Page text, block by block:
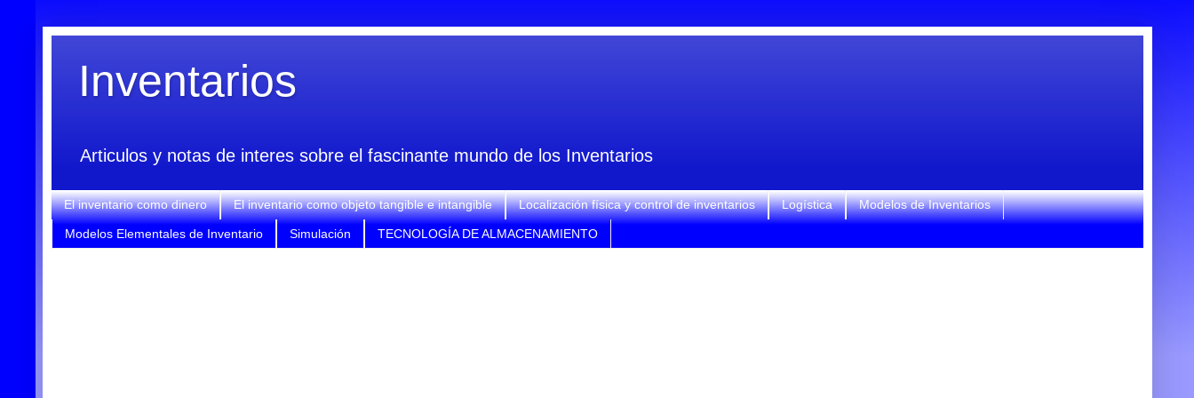
Inventarios
Articulos y notas de interes sobre el fascinante mundo de los Inventarios
El inventario como dinero El inventario como objeto tangible e intangible Localización física y control de inventarios Logística Modelos de Inventarios
Modelos Elementales de Inventario Simulación TECNOLOGÍA DE ALMACENAMIENTO